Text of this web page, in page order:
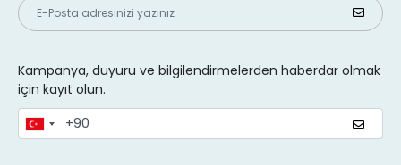
Kampanya, duyuru ve bilgilendirmelerden haberdar olmak
için kayıt olun.